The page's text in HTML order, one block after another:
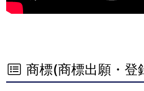
商標(商標出願・登